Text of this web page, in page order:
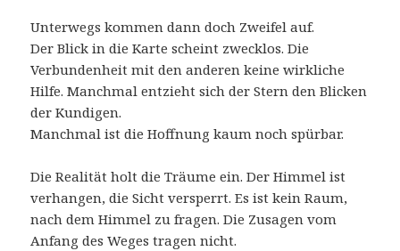
Unterwegs kommen dann doch Zweifel auf.
Der Blick in die Karte scheint zwecklos. Die
Verbundenheit mit den anderen keine wirkliche
Hilfe. Manchmal entzieht sich der Stern den Blicken
der Kundigen.
Manchmal ist die Hoffnung kaum noch spürbar.
Die Realität holt die Träume ein. Der Himmel ist
verhangen, die Sicht versperrt. Es ist kein Raum,
nach dem Himmel zu fragen. Die Zusagen vom
Anfang des Weges tragen nicht.